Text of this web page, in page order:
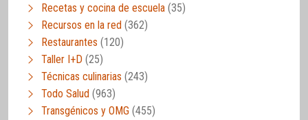
Recetas y cocina de escuela (35)
Recursos en la red (362)
Restaurantes (120)
Taller I+D (25)
Técnicas culinarias (243)
Todo Salud (963)
Transgénicos y OMG (455)